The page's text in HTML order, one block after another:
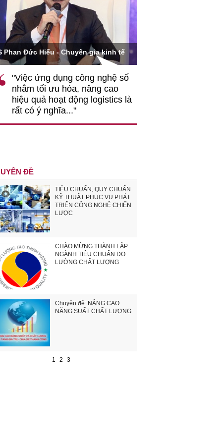
Hiếu - Chuyên gia kinh tế
dụng công nghệ số
tối ưu hóa, nâng cao
hoạt động logistics là
ý nghĩa..."
Ông Hoàng Quang Phòng - Phó
VCCI
""Theo tôi, cần sự thay
nghiệp cần coi quan hệ
triển..."
ĐỀ
TIÊU CHUẨN, QUY CHUẨN
KỸ THUẬT PHỤC VỤ PHÁT
TRIỂN CÔNG NGHỆ CHIẾN
LƯỢC
CHÀO MỪNG THÀNH LẬP
NGÀNH TIÊU CHUẨN ĐO
LƯỜNG CHẤT LƯỢNG
Chuyên đề: NÂNG CAO
NĂNG SUẤT CHẤT LƯỢNG
1 2 3